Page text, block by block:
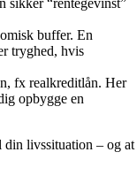
sikker “rentegevinst”
buffer. En
tryghed, hvis
fx realkreditlån. Her
opbygge en
din livssituation – og at